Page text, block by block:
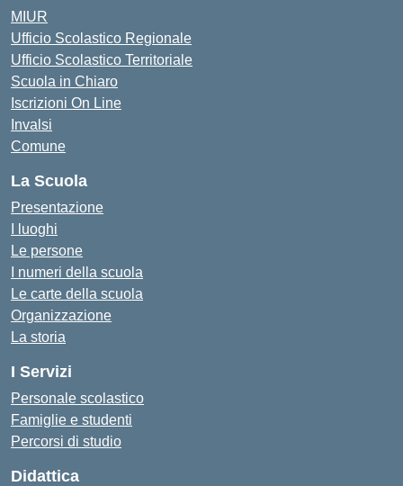
MIUR
Ufficio Scolastico Regionale
Ufficio Scolastico Territoriale
Scuola in Chiaro
Iscrizioni On Line
Invalsi
Comune
La Scuola
Presentazione
I luoghi
Le persone
I numeri della scuola
Le carte della scuola
Organizzazione
La storia
I Servizi
Personale scolastico
Famiglie e studenti
Percorsi di studio
Didattica